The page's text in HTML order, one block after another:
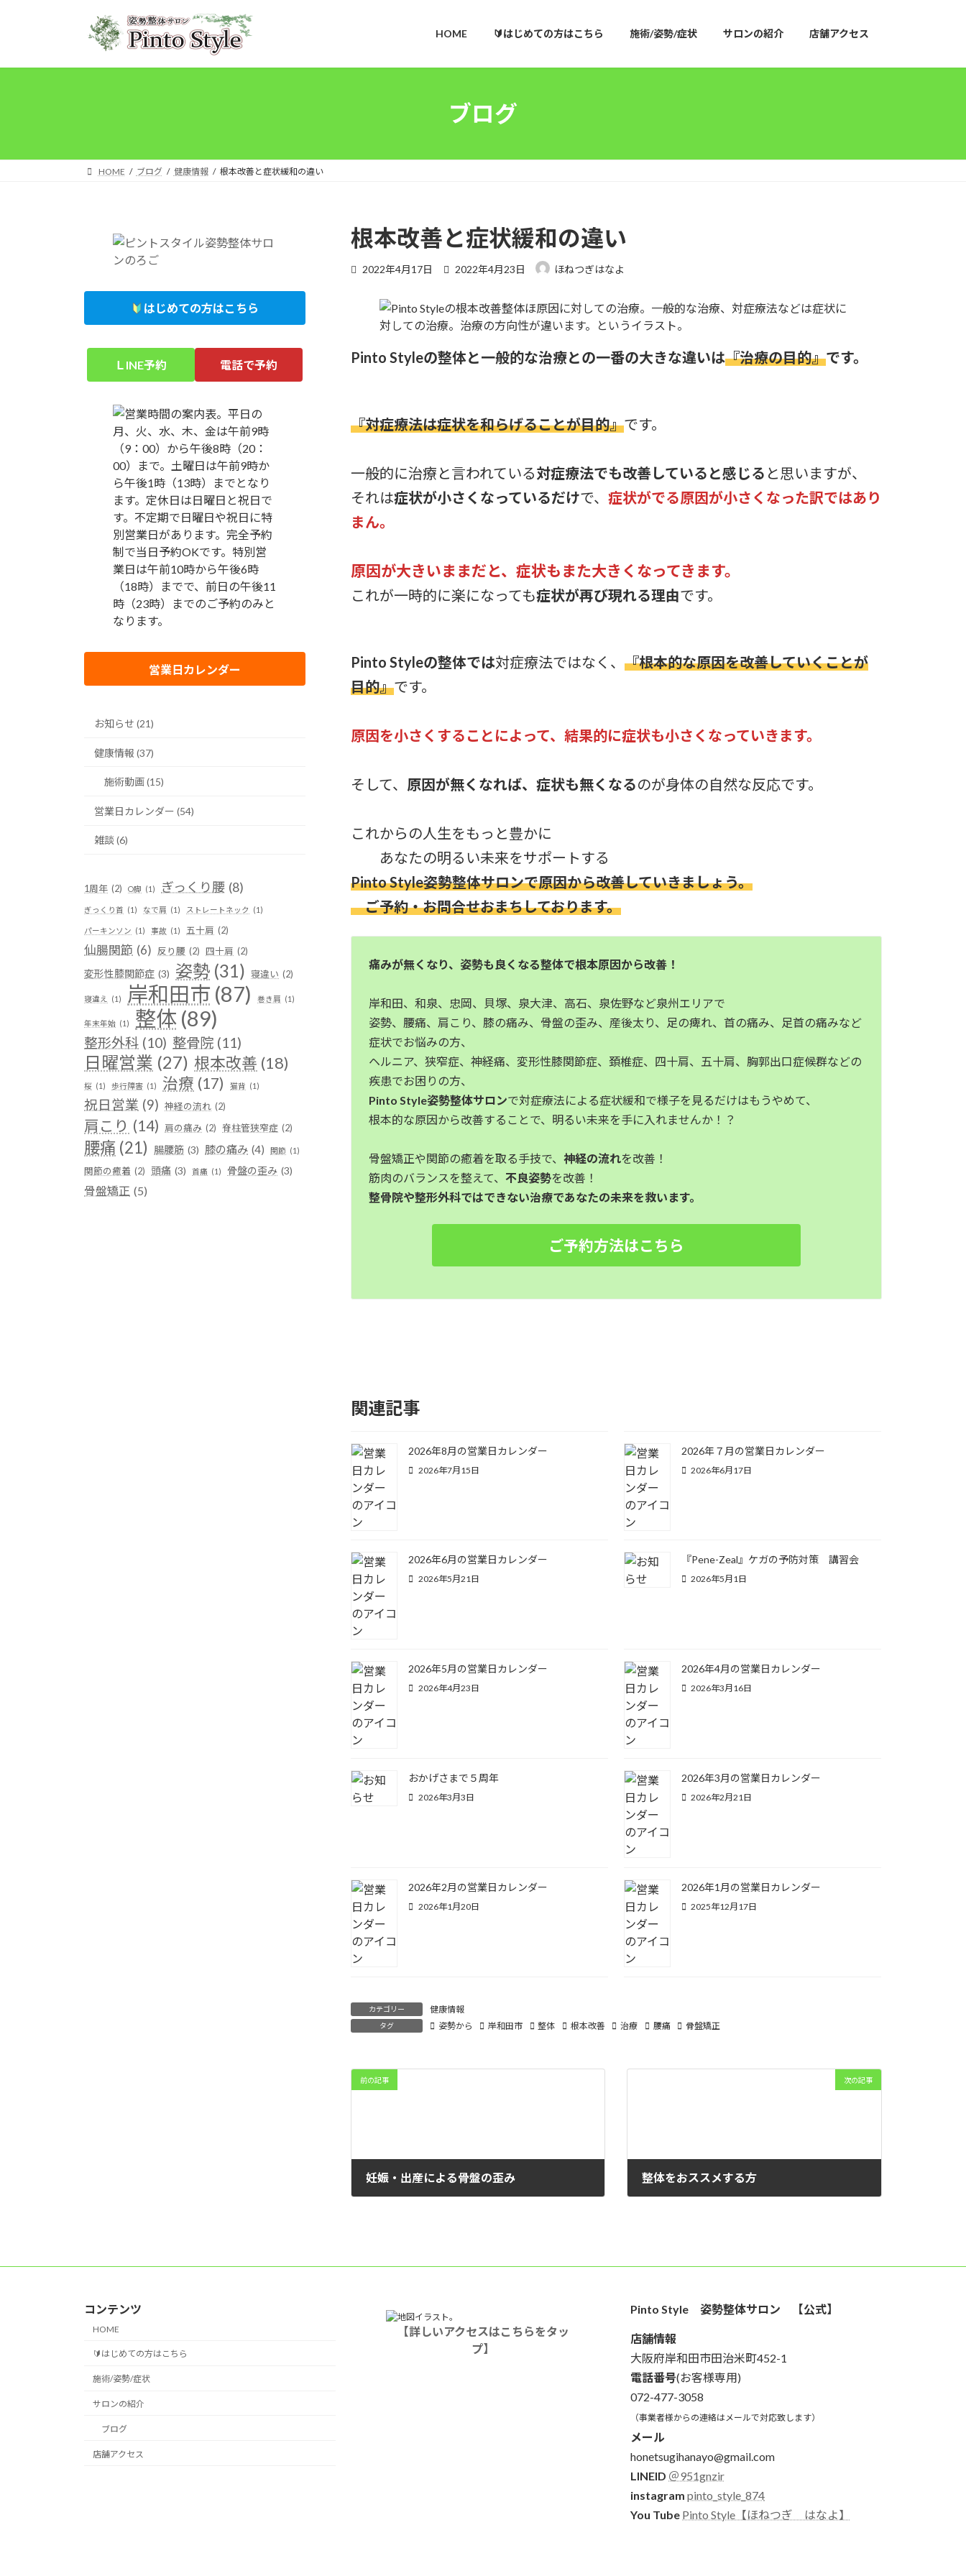
プ
動
HOME 🔰はじめての方はこちら 施術/姿勢/症状 サロンの紹介 店舗アクセス
ブログ
HOME ブログ 健康情報 根本改善と症状緩和の違い
根本改善と症状緩和の違い
2022年4月17日
最
新
日
:
2022年4月23日 ほねつぎはなよ
Pinto Styleの整体と一般的な治療との一番の大きな違いは『治療の目的』です。
『対症療法は症状を和らげることが目的』です。
一般的に治療と言われている対症療法でも改善していると感じる と思いますが、
それは症状が小さくなっているだけで、 症状がでる原因が小さくなった訳ではあり
まん。
原因が大きいままだと、症状もまた大きくなってきます。
これが一時的に楽になっても症状が再び現れる理由です。
Pinto Styleの整体では対症療法ではなく、 『根本的な原因を改善していくことが
目的』です。
原因を小さくすることによって、結果的に症状も小さくなっていきます。
そして、 原因が無くなれば、症状も無くなるのが身体の自然な反応です。
これからの人生をもっと豊かに
あなたの明るい未来をサポートする
Pinto Style姿勢整体サロンで原因から改善していきましょう。
ご予約・お問合せおまちしております。
痛みが無くなり、姿勢も良くなる整体で根本原因から改善！
岸和田、和泉、忠岡、貝塚、泉大津、高石、泉佐野など泉州エリアで
姿勢、腰痛、肩こり、膝の痛み、骨盤の歪み、産後太り、足の痺れ、首の痛み、足首の痛みなど
症状でお悩みの方、
ヘルニア、狭窄症、神経痛、変形性膝関節症、頚椎症、四十肩、五十肩、胸郭出口症候群などの
疾患でお困りの方、
Pinto Style姿勢整体サロンで対症療法による症状緩和で様子を見るだけはもうやめて、
根本的な原因から改善することで、明るい未来を手に入れませんか！？
骨盤矯正や関節の癒着を取る手技で、神経の流れを改善！
筋肉のバランスを整えて、不良姿勢を改善！
整骨院や整形外科ではできない治療であなたの未来を救います。
ご予約方法はこちら
関連記事
2026年8月の営業日カレンダー
2026年7月15日
2026年７月の営業日カレンダー
2026年6月17日
2026年6月の営業日カレンダー
2026年5月21日
『Pene-Zeal』ケガの予防対策 講習会
2026年5月1日
2026年5月の営業日カレンダー
2026年4月23日
2026年4月の営業日カレンダー
2026年3月16日
おかげさまで５周年
2026年3月3日
2026年3月の営業日カレンダー
2026年2月21日
2026年2月の営業日カレンダー
2026年1月20日
2026年1月の営業日カレンダー
2025年12月17日
カテゴリー 健康情報
タグ 姿勢から 岸和田市 整体 根本改善 治療 腰痛 骨盤矯正
前の記事
妊娠・出産による骨盤の歪み
次の記事
整体をおススメする方
はじめての方はこちら
ＬINE予約 電話で予約
営業日カレンダー
お知らせ (21)
健康情報 (37)
施術動画 (15)
営業日カレンダー (54)
雑談 (6)
1周年 (2) O脚 (1) ぎっくり腰 (8)
ぎっくり首 (1) なで肩 (1) ストレートネック (1)
パーキンソン (1) 事故 (1) 五十肩 (2)
仙腸関節 (6) 反り腰 (2) 四十肩 (2)
変形性膝関節症 (3) 姿勢 (31) 寝違い (2)
寝違え (1) 岸和田市 (87) 巻き肩 (1)
年末年始 (1) 整体 (89)
整形外科 (10) 整骨院 (11)
日曜営業 (27) 根本改善 (18)
桜 (1) 歩行障害 (1) 治療 (17) 猫背 (1)
祝日営業 (9) 神経の流れ (2)
肩こり (14) 肩の痛み (2) 脊柱管狭窄症 (2)
腰痛 (21) 腸腰筋 (3) 膝の痛み (4) 関節 (1)
関節の癒着 (2) 頭痛 (3) 首痛 (1) 骨盤の歪み (3)
骨盤矯正 (5)
コンテンツ
HOME
🔰はじめての方はこちら
施術/姿勢/症状
サロンの紹介
ブログ
店舗アクセス
【詳しいアクセスはこちらをタッ
プ】
Pinto Style 姿勢整体サロン 【公式】
店舗情報
大阪府岸和田市田治米町452-1
電話番号(お客様専用)
072-477-3058
（事業者様からの連絡はメールで対応致します）
メール
honetsugihanayo@gmail.com
LINEID ＠951gnzir
instagram pinto_style_874
You Tube Pinto Style【ほねつぎ はなよ】